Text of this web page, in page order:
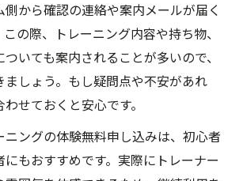
側から確認の連絡や案内メールが届く
の際、トレーニング内容や持ち物、
いても案内されることが多いので、
ましょう。もし疑問点や不安があれ
せておくと安心です。
ニングの体験無料申し込みは、初心者
にもおすすめです。実際にトレーナー